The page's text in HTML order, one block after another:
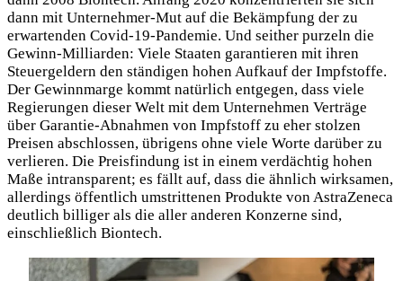
dann mit Unternehmer-Mut auf die Bekämpfung der zu
erwartenden Covid-19-Pandemie. Und seither purzeln die
Gewinn-Milliarden: Viele Staaten garantieren mit ihren
Steuergeldern den ständigen hohen Aufkauf der Impfstoffe.
Der Gewinnmarge kommt natürlich entgegen, dass viele
Regierungen dieser Welt mit dem Unternehmen Verträge
über Garantie-Abnahmen von Impfstoff zu eher stolzen
Preisen abschlossen, übrigens ohne viele Worte darüber zu
verlieren. Die Preisfindung ist in einem verdächtig hohen
Maße intransparent; es fällt auf, dass die ähnlich wirksamen,
allerdings öffentlich umstrittenen Produkte von AstraZeneca
deutlich billiger als die aller anderen Konzerne sind,
einschließlich Biontech.